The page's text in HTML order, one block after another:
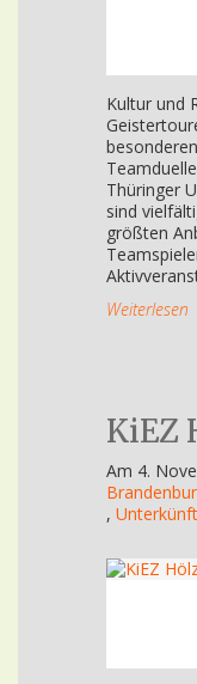
Kultur und
Thüringer
sind
größten
Weiterlesen
KiEZ
Am 4.
,